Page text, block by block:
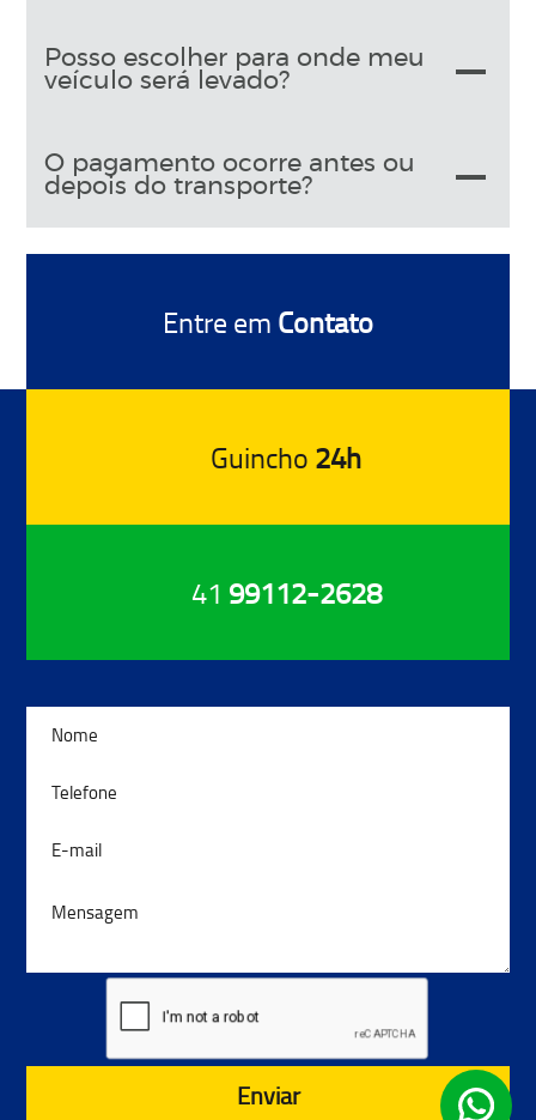
Posso escolher para onde meu
veículo será levado?
O pagamento ocorre antes ou
depois do transporte?
Guincho 24h
Entre em Contato
41 99112-2628
Enviar